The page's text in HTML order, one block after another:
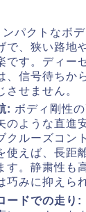
ンパクトなボ
で、狭い路地
です。ディー
、信号待ちか
させません。
: ボディ剛性
のような直進
クルーズコン
使えば、長距
す。静粛性も
巧みに抑えら
ードでの走り: